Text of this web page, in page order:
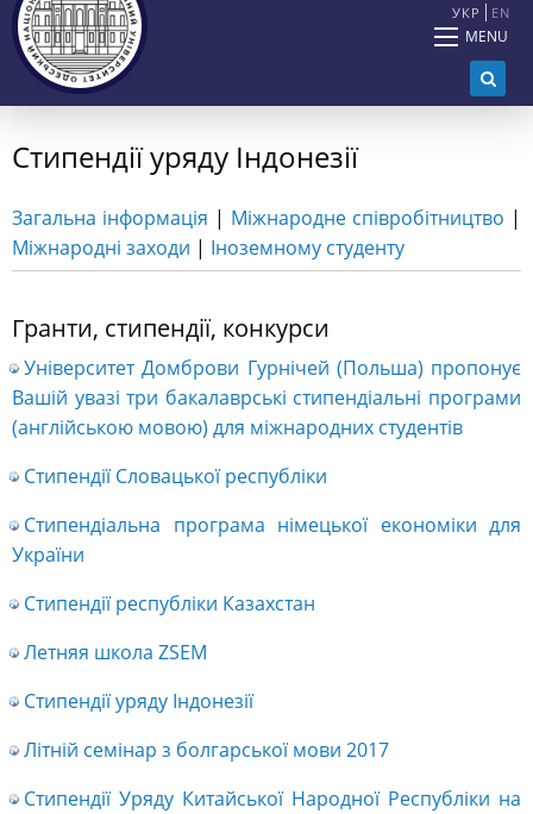
УКР EN
MENU
Стипендії уряду Індонезії
Загальна інформація | Міжнародне співробітництво |
Міжнародні заходи | Іноземному студенту
Гранти, стипендії, конкурси
Університет Домброви Гурнічей (Польша) пропонує
Вашій увазі три бакалаврські стипендіальні програми
(англійською мовою) для міжнародних студентів
Стипендії Словацької республіки
Стипендіальна програма німецької економіки для
України
Стипендії республіки Казахстан
Летняя школа ZSEM
Стипендії уряду Індонезії
Літній семінар з болгарської мови 2017
Стипендії Уряду Китайської Народної Республіки на